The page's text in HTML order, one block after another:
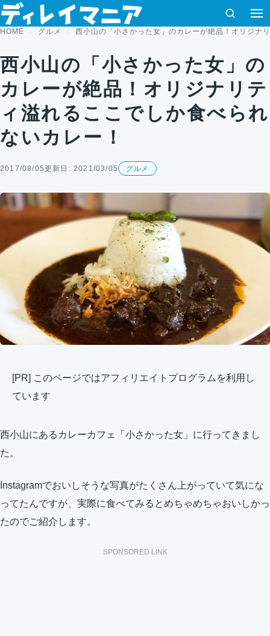
コンテンツへスキップ
検索
HOME グルメ 西小山の「小さかった女」のカレーが絶品！オリジナ
西小山の「小さかった女」の
カレーが絶品！オリジナリテ
ィ溢れるここでしか食べられ
ないカレー！
2017/08/05更新日: 2021/03/05 グルメ
[PR] このページではアフィリエイトプログラムを利用し
ています
西小山にあるカレーカフェ「小さかった女」に行ってきまし
た。
Instagramでおいしそうな写真がたくさん上がっていて気にな
ってたんですが、実際に食べてみるとめちゃめちゃおいしかっ
たのでご紹介します。
SPONSORED LINK